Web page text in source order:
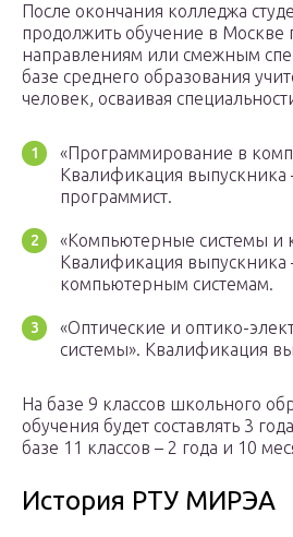
После окончания колледжа
продолжить обучение в
направлениям или смежным
базе среднего образования
человек, осваивая
«Программирование в
Квалификация выпускника
программист.
«Компьютерные системы и
Квалификация выпускника
компьютерным системам.
«Оптические и оптико-
системы». Квалификация
На базе 9 классов школьного
обучения будет составлять 3
базе 11 классов – 2 года и 10
История РТУ МИРЭА